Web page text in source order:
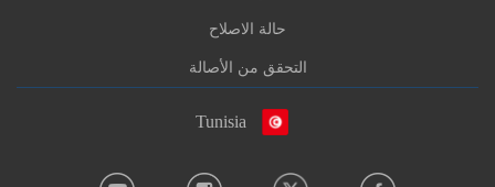
حالة الاصلاح
التحقق من الأصالة
Tunisia